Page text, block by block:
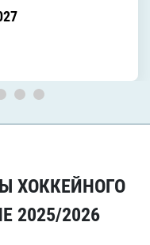
ХОККЕЙНОГО
2025/2026